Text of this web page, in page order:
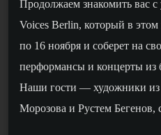
Продолжаем знакомить вас
Voices Berlin, который в этом
по 16 ноября и соберет на
перформансы и концерты из
Наши гости — художники из
Морозова и Рустем Бегенов,